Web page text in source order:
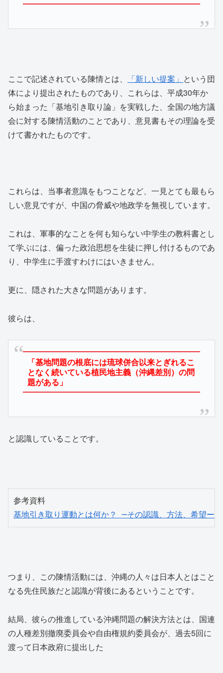
ここで記述されている陳情とは、 「新しい提案」 という団
体により提出されたものであり、これらは、平成30年か
ら始まった「基地引き取り論」を実戦した、全国の地方議
会に対する陳情活動のことであり、意見書もその理論を受
けて書かれたものです。
これらは、当事者意識をもつことなど、一見とても最もら
しい意見ですが、中国の脅威や地政学を無視しています。
これは、軍事的なことを何も知らない中学生の教科書とし
て学ぶには、偏った政治思想を生徒に押し付けるものであ
り、中学生に手渡すわけにはいきません。
更に、隠された大きな問題があります。
彼らは、
「基地問題の根底には琉球併合以来とぎれるこ
となく続いている植民地主義（沖縄差別）の問
題がある」
と認識していることです。
基地引き取り運動とは何か？ ─その認識、方法、希望ー
つまり、この陳情活動には、沖縄の人々は日本人とはこと
なる先住民族だと認識が背後にあるということです。
結局、彼らの推進している沖縄問題の解決方法とは、国連
の人種差別撤廃委員会や自由権規約委員会が、過去5回に
渡って日本政府に提出した